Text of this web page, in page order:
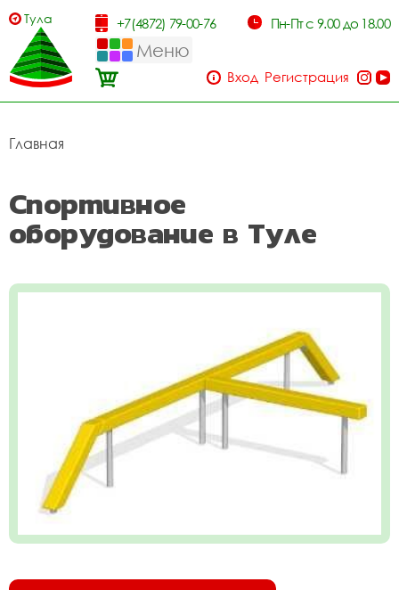
Тула +7(4872) 79-00-76 Пн-Пт с 9.00 до 18.00
Меню
Вход Регистрация
Главная
Спортивное
оборудование в Туле